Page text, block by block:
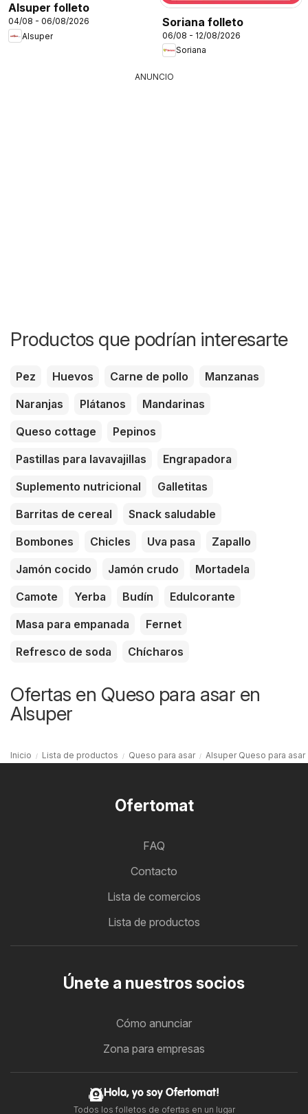
Alsuper folleto
04/08 - 06/08/2026
Alsuper
Soriana folleto
06/08 - 12/08/2026
Soriana
ANUNCIO
Productos que podrían interesarte
Pez Huevos Carne de pollo
Manzanas
Naranjas
Plátanos
Mandarinas
Queso cottage
Pepinos
Pastillas para lavavajillas
Engrapadora
Suplemento nutricional
Galletitas
Barritas de cereal
Snack saludable
Bombones
Chicles Uva pasa
Zapallo
Jamón cocido
Jamón crudo
Mortadela
Camote
Yerba Budín
Edulcorante
Masa para empanada
Fernet
Refresco de soda
Chícharos
Ofertas en Queso para asar en
Alsuper
Inicio Lista de productos Queso para asar Alsuper Queso para asar
Ofertomat
FAQ
Contacto
Lista de comercios
Lista de productos
Únete a nuestros socios
Cómo anunciar
Zona para empresas
Hola, yo soy Ofertomat!
Todos los folletos de ofertas en un lugar